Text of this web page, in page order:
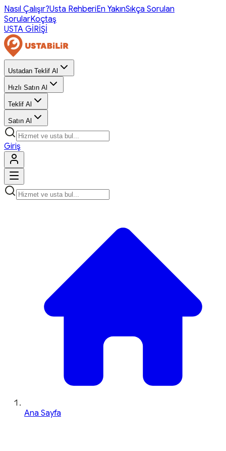
Nasıl Çalışır?Usta RehberiEn YakınSıkça Sorulan
SorularKoçtaş
USTA GİRİŞİ
Ustadan Teklif Al
Hızlı Satın Al
Teklif Al
Satın Al
Giriş
Ana Sayfa